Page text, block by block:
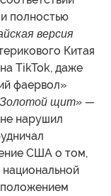
полностью
ая версия
Китая
TikTok, даже
фаервол»
щит» —
нарушил
США о том,